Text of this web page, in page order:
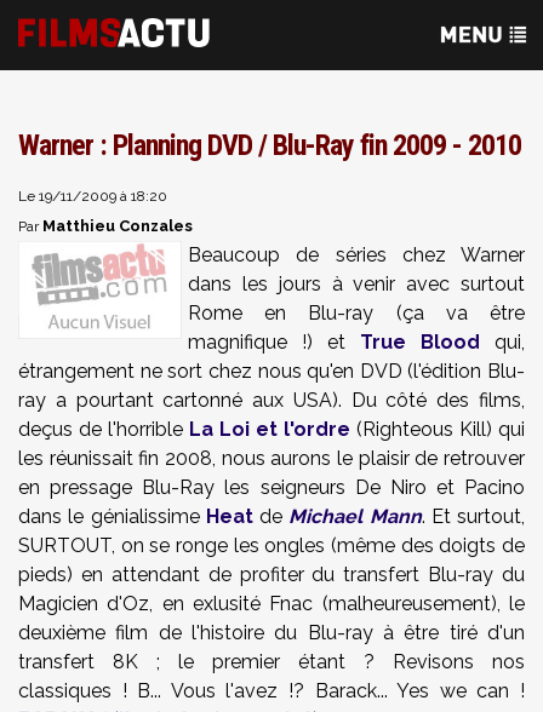
Warner : Planning DVD / Blu-Ray fin 2009 - 2010
Le 19/11/2009 à 18:20
Par Matthieu Conzales
Beaucoup de séries chez Warner
dans les jours à venir avec surtout
Rome en Blu-ray (ça va être
magnifique !) et True Blood qui,
étrangement ne sort chez nous qu'en DVD (l'édition Blu-
ray a pourtant cartonné aux USA). Du côté des films,
deçus de l'horrible La Loi et l'ordre (Righteous Kill) qui
les réunissait fin 2008, nous aurons le plaisir de retrouver
en pressage Blu-Ray les seigneurs De Niro et Pacino
dans le génialissime Heatde Michael Mann. Et surtout,
SURTOUT, on se ronge les ongles (même des doigts de
pieds) en attendant de profiter du transfert Blu-ray du
Magicien d'Oz, en exlusité Fnac (malheureusement), le
deuxième film de l'histoire du Blu-ray à être tiré d'un
transfert 8K ; le premier étant ? Revisons nos
classiques ! B... Vous l'avez !? Barack... Yes we can !